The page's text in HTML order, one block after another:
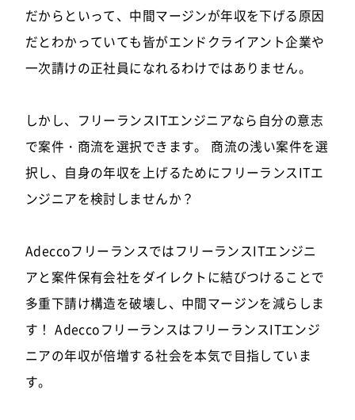
だからといって、中間マージンが年収を下げる原因
だとわかっていても皆がエンドクライアント企業や
一次請けの正社員になれるわけではありません。
しかし、フリーランスITエンジニアなら自分の意志
で案件・商流を選択できます。 商流の浅い案件を選
択し、自身の年収を上げるためにフリーランスITエ
ンジニアを検討しませんか？
AdeccoフリーランスではフリーランスITエンジニ
アと案件保有会社をダイレクトに結びつけることで
多重下請け構造を破壊し、中間マージンを減らしま
す！ AdeccoフリーランスはフリーランスITエンジ
ニアの年収が倍増する社会を本気で目指していま
す。